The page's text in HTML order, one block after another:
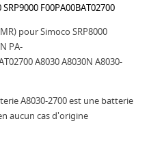
F00PA00BAT02700
pour Simoco SRP8000
PA-
A8030 A8030N A8030-
A8030-2700 est une batterie
aucun cas d'origine